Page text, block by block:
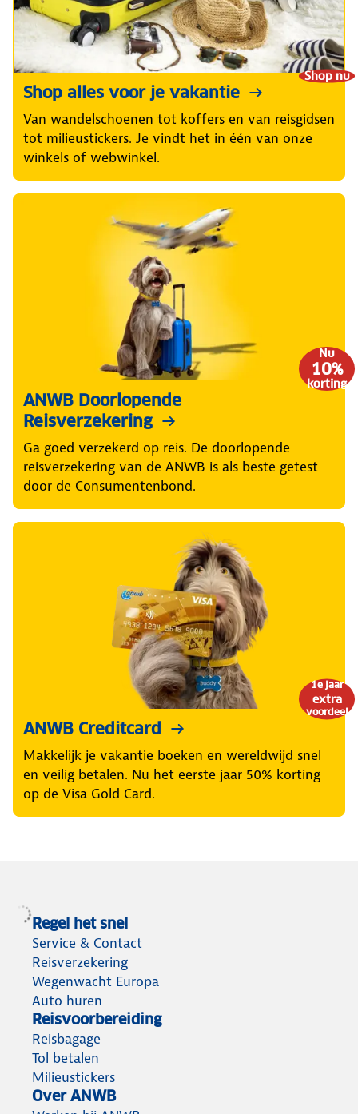
Shop nu
Shop alles voor je vakantie
Van wandelschoenen tot koffers en van reisgidsen
tot milieustickers. Je vindt het in één van onze
winkels of webwinkel.
Nu
10%
korting
ANWB Doorlopende
Reisverzekering
Ga goed verzekerd op reis. De doorlopende
reisverzekering van de ANWB is als beste getest
door de Consumentenbond.
1e jaar
extra
voordeel
ANWB Creditcard
Makkelijk je vakantie boeken en wereldwijd snel
en veilig betalen. Nu het eerste jaar 50% korting
op de Visa Gold Card.
Regel het snel
Service & Contact
Reisverzekering
Wegenwacht Europa
Auto huren
Reisvoorbereiding
Reisbagage
Tol betalen
Milieustickers
Over ANWB